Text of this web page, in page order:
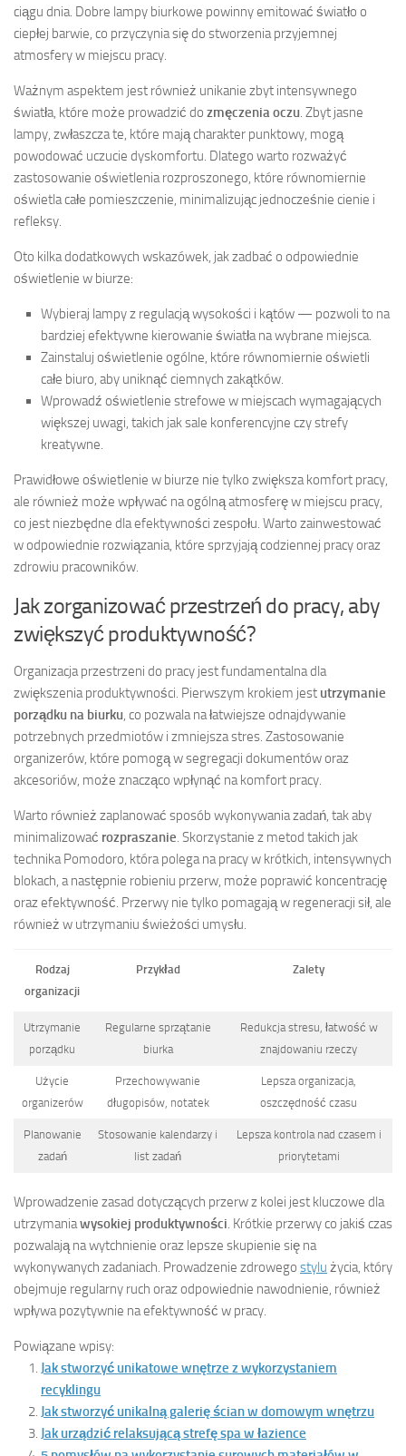
ciągu dnia. Dobre lampy biurkowe powinny emitować światło o
ciepłej barwie, co przyczynia się do stworzenia przyjemnej
atmosfery w miejscu pracy.
Ważnym aspektem jest również unikanie zbyt intensywnego
światła, które może prowadzić do zmęczenia oczu. Zbyt jasne
lampy, zwłaszcza te, które mają charakter punktowy, mogą
powodować uczucie dyskomfortu. Dlatego warto rozważyć
zastosowanie oświetlenia rozproszonego, które równomiernie
oświetla całe pomieszczenie, minimalizując jednocześnie cienie i
refleksy.
Oto kilka dodatkowych wskazówek, jak zadbać o odpowiednie
oświetlenie w biurze:
Wybieraj lampy z regulacją wysokości i kątów — pozwoli to na
bardziej efektywne kierowanie światła na wybrane miejsca.
Zainstaluj oświetlenie ogólne, które równomiernie oświetli
całe biuro, aby uniknąć ciemnych zakątków.
Wprowadź oświetlenie strefowe w miejscach wymagających
większej uwagi, takich jak sale konferencyjne czy strefy
kreatywne.
Prawidłowe oświetlenie w biurze nie tylko zwiększa komfort pracy,
ale również może wpływać na ogólną atmosferę w miejscu pracy,
co jest niezbędne dla efektywności zespołu. Warto zainwestować
w odpowiednie rozwiązania, które sprzyjają codziennej pracy oraz
zdrowiu pracowników.
Jak zorganizować przestrzeń do pracy, aby
zwiększyć produktywność?
Organizacja przestrzeni do pracy jest fundamentalna dla
zwiększenia produktywności. Pierwszym krokiem jest utrzymanie
porządku na biurku, co pozwala na łatwiejsze odnajdywanie
potrzebnych przedmiotów i zmniejsza stres. Zastosowanie
organizerów, które pomogą w segregacji dokumentów oraz
akcesoriów, może znacząco wpłynąć na komfort pracy.
Warto również zaplanować sposób wykonywania zadań, tak aby
minimalizować rozpraszanie. Skorzystanie z metod takich jak
technika Pomodoro, która polega na pracy w krótkich, intensywnych
blokach, a następnie robieniu przerw, może poprawić koncentrację
oraz efektywność. Przerwy nie tylko pomagają w regeneracji sił, ale
również w utrzymaniu świeżości umysłu.
Rodzaj
organizacji
Przykład Zalety
Utrzymanie
porządku
Regularne sprzątanie
biurka
Redukcja stresu, łatwość w
znajdowaniu rzeczy
Użycie
organizerów
Przechowywanie
długopisów, notatek
Lepsza organizacja,
oszczędność czasu
Planowanie
zadań
Stosowanie kalendarzy i
list zadań
Lepsza kontrola nad czasem i
priorytetami
Wprowadzenie zasad dotyczących przerw z kolei jest kluczowe dla
utrzymaniawysokiej produktywności. Krótkie przerwy co jakiś czas
pozwalają na wytchnienie oraz lepsze skupienie się na
wykonywanych zadaniach. Prowadzenie zdrowego stylu życia, który
obejmuje regularny ruch oraz odpowiednie nawodnienie, również
wpływa pozytywnie na efektywność w pracy.
Powiązane wpisy:
Jak stworzyć unikatowe wnętrze z wykorzystaniem
recyklingu
Jak stworzyć unikalną galerię ścian w domowym wnętrzu
Jak urządzić relaksującą strefę spa w łazience